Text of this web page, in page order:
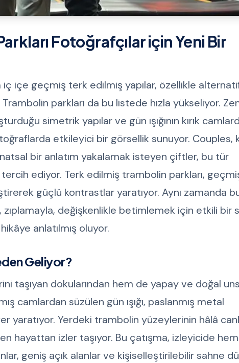
Fotoğrafçılar için Yeni Bir
iç içe geçmiş terk edilmiş yapılar, özellikle
parkları da bu listede hızla yükseliyor.
simetrik yapılar ve gün ışığının kırık
etkileyici bir görsellik sunuyor. Couples,
bir anlatım yakalamak isteyen çiftler, bu tür
ediyor. Terk edilmiş trambolin parkları,
güçlü kontrastlar yaratıyor. Aynı zamanda
zıplamayla, değişkenlikle betimlemek için etkili bir
anlatılmış oluyor.
Geliyor?
taşıyan dokularından hem de yapay ve doğal
camlardan süzülen gün ışığı, paslanmış metal
Yerdeki trambolin yüzeylerinin hâlâ
hayattan izler taşıyor. Bu çatışma, izleyicide
geniş açık alanlar ve kişiselleştirilebilir sahne